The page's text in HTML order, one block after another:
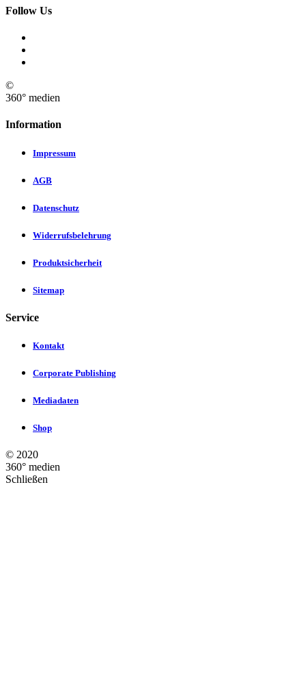
Follow Us
©
360° medien
Information
Impressum
AGB
Datenschutz
Widerrufsbelehrung
Produktsicherheit
Sitemap
Service
Kontakt
Corporate Publishing
Mediadaten
Shop
© 2020
360° medien
Schließen